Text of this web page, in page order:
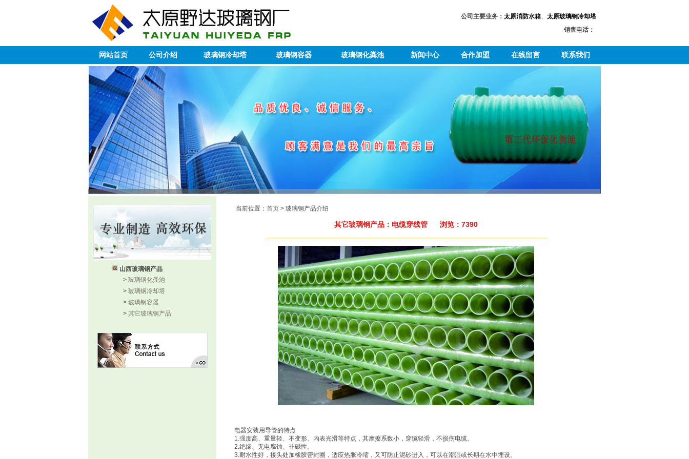
公司主要业务： 太原消防水箱、 太原玻璃钢冷却塔
销售电话：
网站首页 公司介绍 玻璃钢冷却塔 玻璃钢容器 玻璃钢化粪池 新闻中心 合作加盟 在线留言 联系我们
山西玻璃钢产品
> 玻璃钢化粪池
> 玻璃钢冷却塔
> 玻璃钢容器
> 其它玻璃钢产品
当前位置： 首页 > 玻璃钢产品介绍
其它玻璃钢产品：电缆穿线管 浏览：7390
电器安装用导管的特点
1.强度高、重量轻、不变形、内表光滑等特点，其摩擦系数小，穿缆轻滑，不损伤电缆。
2.绝缘、无电腐蚀、非磁性。
3.耐水性好，接头处加橡胶密封圈，适应热胀冷缩，又可防止泥砂进入，可以在潮湿或长期在水中埋设。